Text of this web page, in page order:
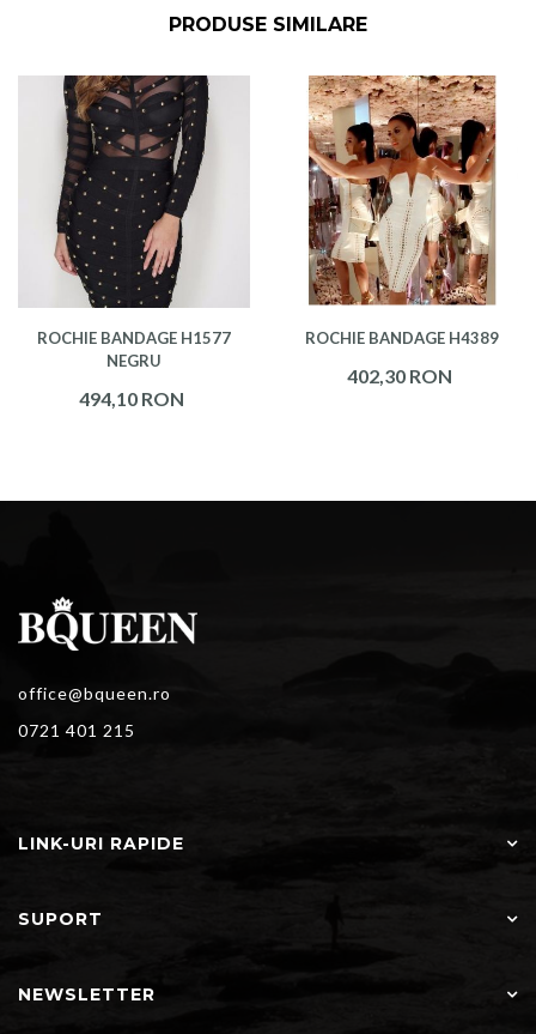
PRODUSE SIMILARE
ROCHIE BANDAGE H1577
NEGRU
494,10 RON
ROCHIE BANDAGE H4389
402,30 RON
office@bqueen.ro
0721 401 215
LINK-URI RAPIDE
SUPORT
NEWSLETTER